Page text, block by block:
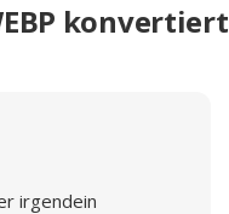
konvertiert
irgendein